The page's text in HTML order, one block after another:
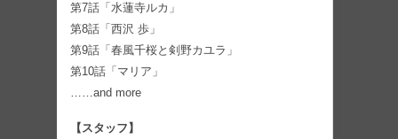
第7話「水蓮寺ルカ」
第8話「西沢 歩」
第9話「春風千桜と剣野カユラ」
第10話「マリア」
……and more
【スタッフ】